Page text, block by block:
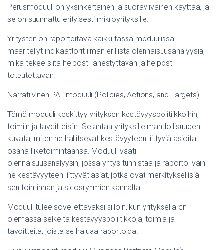
Perusmoduuli on yksinkertainen ja suoraviivainen käyttää, ja
se on suunnattu erityisesti mikroyrityksille.
Yritysten on raportoitava kaikki tässä moduulissa
määritellyt indikaattorit ilman erillistä olennaisuusanalyysiä,
mikä tekee siitä helposti lähestyttävän ja helposti
toteutettavan.
Narratiivinen PAT-moduuli (Policies, Actions, and Targets):
Tämä moduuli keskittyy yrityksen kestävyyspolitiikkoihin,
toimiin ja tavoitteisiin. Se antaa yrityksille mahdollisuuden
kuvata, miten ne hallitsevat kestävyyteen liittyviä asioita
osana liiketoimintaansa. Moduuli vaatii
olennaisuusanalyysin, jossa yritys tunnistaa ja raportoi vain
ne kestävyyteen liittyvät asiat, jotka ovat merkityksellisiä
sen toiminnan ja sidosryhmien kannalta.
Moduuli tulee sovellettavaksi silloin, kun yrityksellä on
olemassa selkeitä kestävyyspoliitikkoja, toimia ja
tavoitteita, joista se haluaa raportoida.